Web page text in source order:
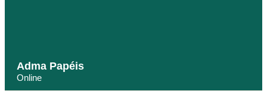
Adma Papéis
Online